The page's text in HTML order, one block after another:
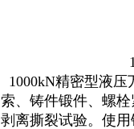
1000kN精密型液压
索、铸件锻件、螺
剥离撕裂试验。 使用